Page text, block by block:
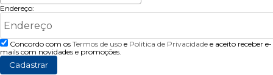
Endereço:
Concordo com os Termos de uso e Politica de Privacidade e aceito receber e-
mails com novidades e promoções.
Cadastrar